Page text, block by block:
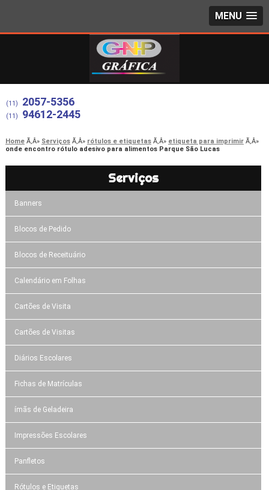
MENU
(11) 2057-5356
(11) 94612-2445
Home Serviços rótulos e etiquetas
etiqueta para imprimir
onde encontro rótulo adesivo para alimentos Parque São Lucas
Serviços
Banners
Blocos de Pedido
Blocos de Receituário
Calendário em Folhas
Cartões de Visita
Cartões de Visitas
Diários Escolares
Fichas de Matrículas
ímãs de Geladeira
Impressões Escolares
Panfletos
Rótulos e Etiquetas